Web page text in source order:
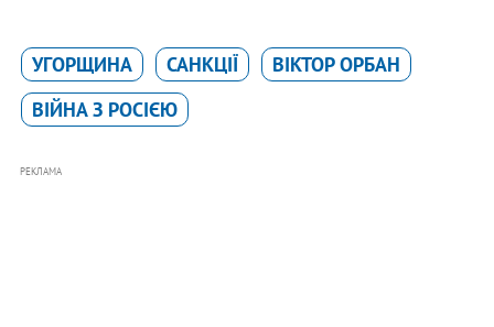
УГОРЩИНА САНКЦІЇ
ВІКТОР ОРБАН
ВІЙНА З РОСІЄЮ
РЕКЛАМА